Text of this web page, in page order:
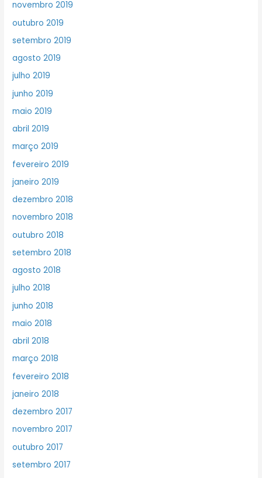
novembro 2019
outubro 2019
setembro 2019
agosto 2019
julho 2019
junho 2019
maio 2019
abril 2019
março 2019
fevereiro 2019
janeiro 2019
dezembro 2018
novembro 2018
outubro 2018
setembro 2018
agosto 2018
julho 2018
junho 2018
maio 2018
abril 2018
março 2018
fevereiro 2018
janeiro 2018
dezembro 2017
novembro 2017
outubro 2017
setembro 2017